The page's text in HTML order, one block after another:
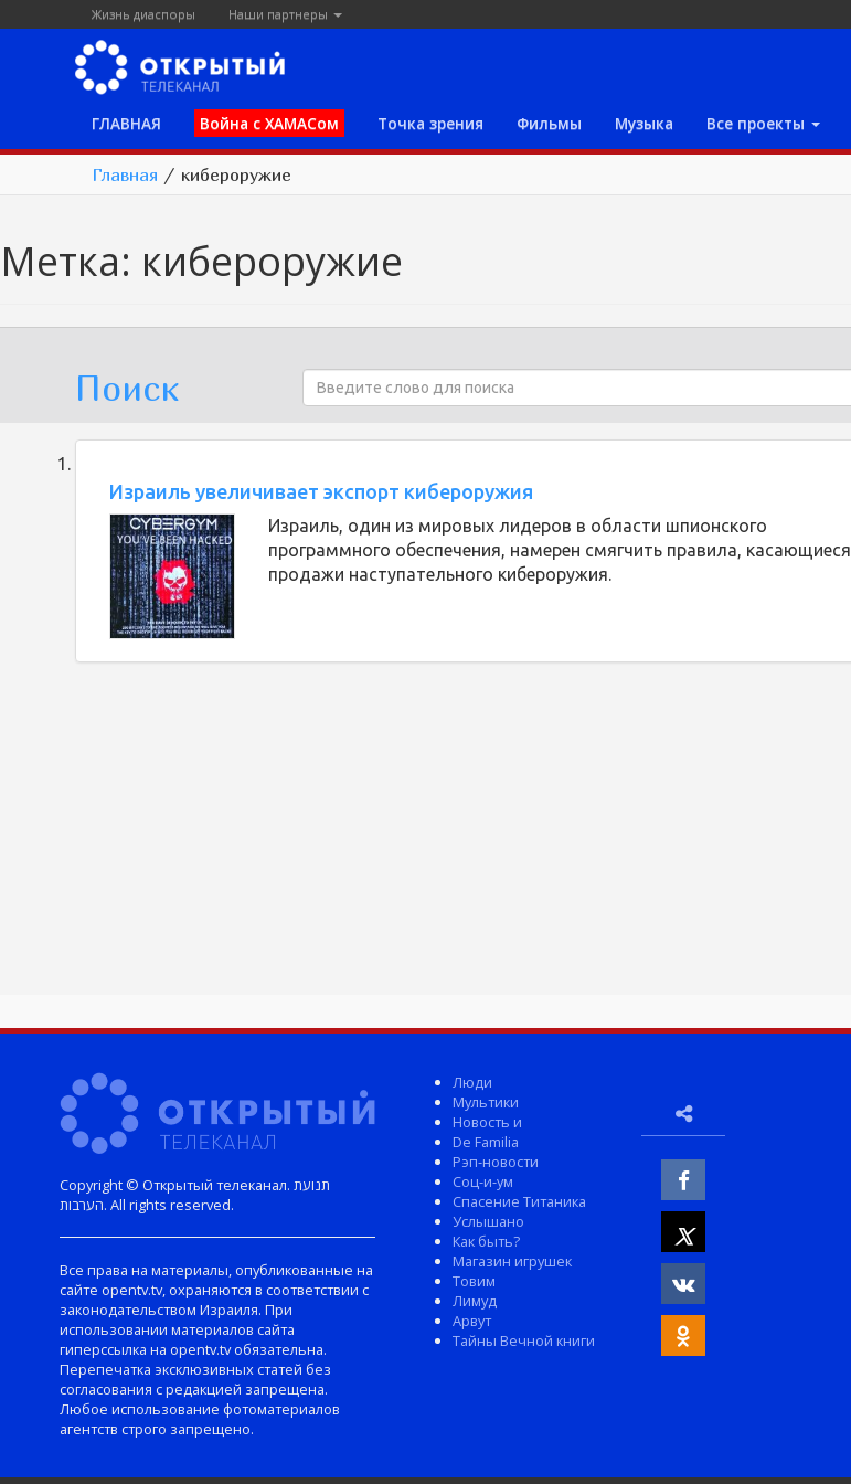
Жизнь диаспоры Наши партнеры
ГЛАВНАЯ Война с ХАМАСом Точка зрения Фильмы Музыка Все проекты
Главная / кибероружие
Метка: кибероружие
Поиск
Израиль увеличивает экспорт кибероружия
Израиль, один из мировых лидеров в области шпионского
программного обеспечения, намерен смягчить правила, касающиеся
продажи наступательного кибероружия.
Copyright © Открытый телеканал. תנועת
הערבות. All rights reserved.
Все права на материалы, опубликованные на
сайте opentv.tv, охраняются в соответствии с
законодательством Израиля. При
использовании материалов сайта
гиперссылка на opentv.tv обязательна.
Перепечатка эксклюзивных статей без
согласования с редакцией запрещена.
Любое использование фотоматериалов
агентств строго запрещено.
Люди
Мультики
Новость и
De Familia
Рэп-новости
Соц-и-ум
Спасение Титаника
Услышано
Как быть?
Магазин игрушек
Товим
Лимуд
Арвут
Тайны Вечной книги